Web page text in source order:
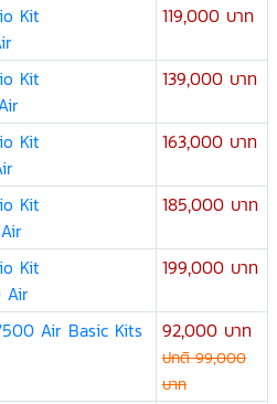
Kit
119,000 บาท
Kit
139,000 บาท
Kit
163,000 บาท
Kit
185,000 บาท
Kit
Air
199,000 บาท
Air Basic Kits 92,000 บาท
ปกติ 99,000
บาท